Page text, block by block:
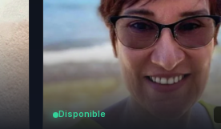
Disponible